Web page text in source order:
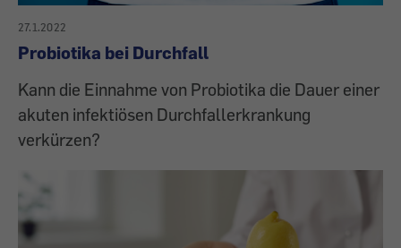
27.1.2022
Probiotika bei Durchfall
Kann die Einnahme von Probiotika die Dauer einer
akuten infektiösen Durchfallerkrankung
verkürzen?